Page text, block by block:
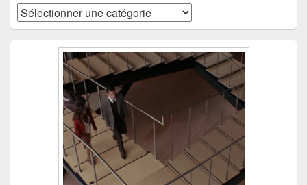
Catégories